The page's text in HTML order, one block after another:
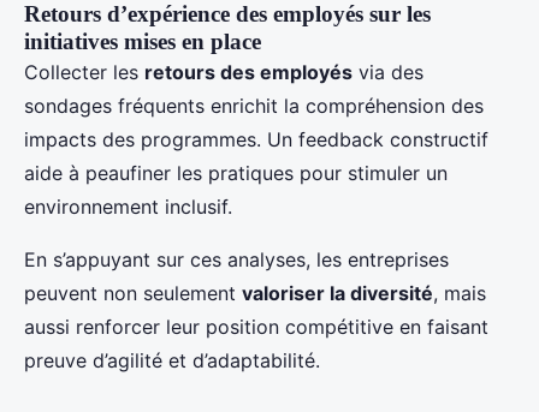
Retours d’expérience des employés sur les
initiatives mises en place
Collecter les retours des employés via des
sondages fréquents enrichit la compréhension des
impacts des programmes. Un feedback constructif
aide à peaufiner les pratiques pour stimuler un
environnement inclusif.
En s’appuyant sur ces analyses, les entreprises
peuvent non seulement valoriser la diversité, mais
aussi renforcer leur position compétitive en faisant
preuve d’agilité et d’adaptabilité.